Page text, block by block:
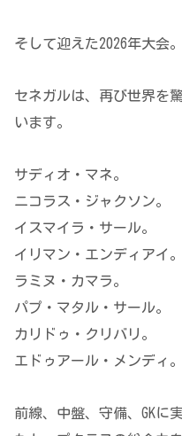
そして迎えた2026年大会。
セネガルは、再び世界を
います。
サディオ・マネ。
ニコラス・ジャクソン。
イスマイラ・サール。
イリマン・エンディアイ。
ラミヌ・カマラ。
パプ・マタル・サール。
カリドゥ・クリバリ。
エドゥアール・メンディ。
前線、中盤、守備、GKに